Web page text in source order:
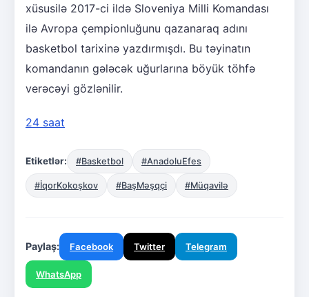
xüsusilə 2017-ci ildə Sloveniya Milli Komandası
ilə Avropa çempionluğunu qazanaraq adını
basketbol tarixinə yazdırmışdı. Bu təyinatın
komandanın gələcək uğurlarına böyük töhfə
verəcəyi gözlənilir.
24 saat
Etiketlər: #Basketbol #AnadoluEfes
#İqorKokoşkov #BaşMəşqçi #Müqavilə
Paylaş: Facebook Twitter Telegram
WhatsApp